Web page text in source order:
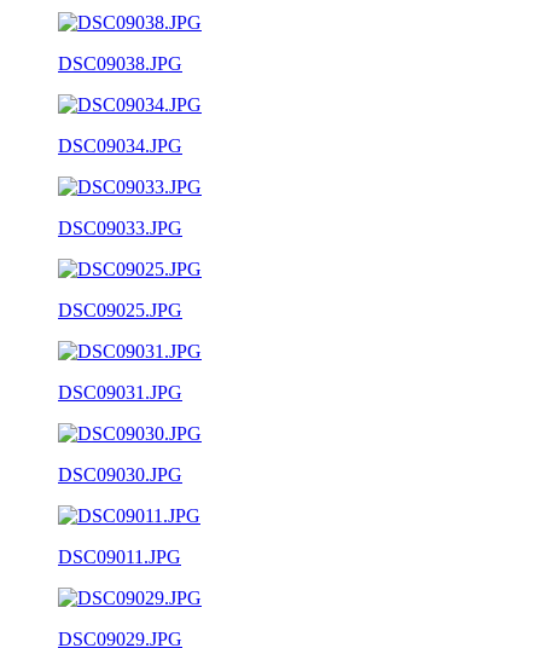
DSC09038.JPG
DSC09034.JPG
DSC09033.JPG
DSC09025.JPG
DSC09031.JPG
DSC09030.JPG
DSC09011.JPG
DSC09029.JPG